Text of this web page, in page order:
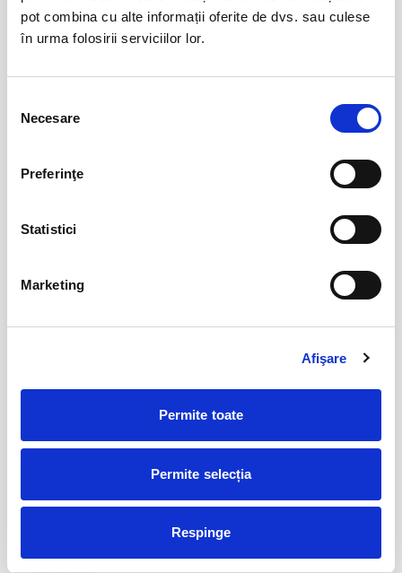
pot combina cu alte informații oferite de dvs. sau culese
în urma folosirii serviciilor lor.
consimțământului
Necesare
Preferinţe
Statistici
Marketing
Afişare
Permite toate
Permite selecția
Respinge
Evenimente similare
aug
12
aug
Deschiderea Stagiunii - Filarmonica Pitesti 17